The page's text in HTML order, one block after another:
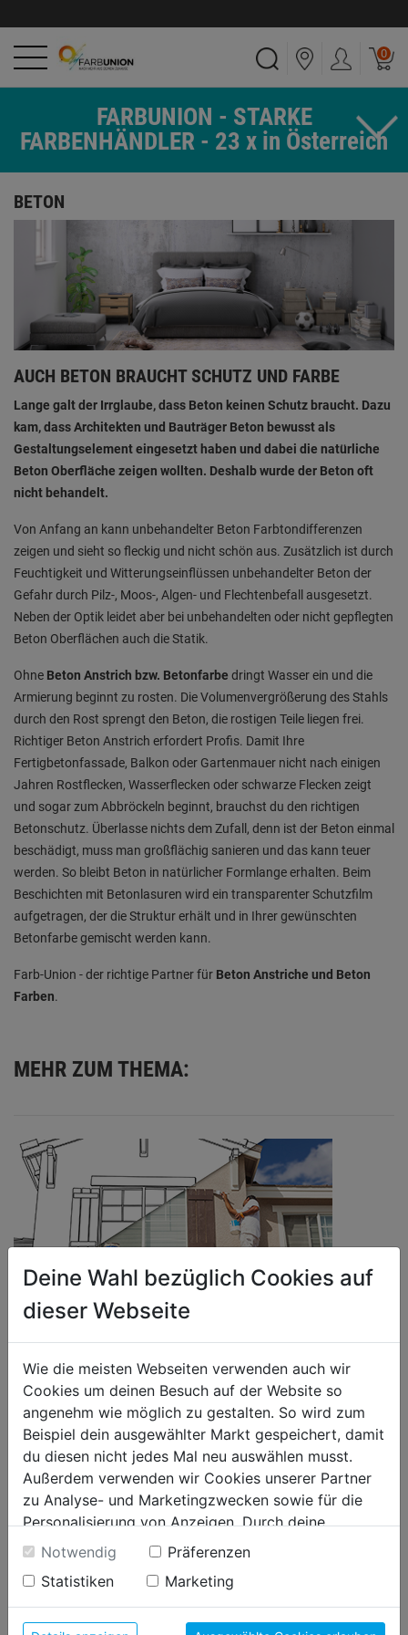
0
FARBUNION - STARKE
FARBENHÄNDLER - 23 x in Österreich
BETON
AUCH BETON BRAUCHT SCHUTZ UND FARBE
Lange galt der Irrglaube, dass Beton keinen Schutz braucht. Dazu
kam, dass Architekten und Bauträger Beton bewusst als
Gestaltungselement eingesetzt haben und dabei die natürliche
Beton Oberfläche zeigen wollten. Deshalb wurde der Beton oft
nicht behandelt.
Von Anfang an kann unbehandelter Beton Farbtondifferenzen
zeigen und sieht so fleckig und nicht schön aus. Zusätzlich ist durch
Feuchtigkeit und Witterungseinflüssen unbehandelter Beton der
Gefahr durch Pilz-, Moos-, Algen- und Flechtenbefall ausgesetzt.
Neben der Optik leidet aber bei unbehandelten oder nicht gepflegten
Beton Oberflächen auch die Statik.
Ohne Beton Anstrich bzw. Betonfarbe dringt Wasser ein und die
Armierung beginnt zu rosten. Die Volumenvergrößerung des Stahls
durch den Rost sprengt den Beton, die rostigen Teile liegen frei.
Richtiger Beton Anstrich erfordert Profis. Damit Ihre
Fertigbetonfassade, Balkon oder Gartenmauer nicht nach einigen
Jahren Rostflecken, Wasserflecken oder schwarze Flecken zeigt
und sogar zum Abbröckeln beginnt, brauchst du den richtigen
Betonschutz. Überlasse nichts dem Zufall, denn ist der Beton einmal
beschädigt, muss man großflächig sanieren und das kann teuer
werden. So bleibt Beton in natürlicher Formlange erhalten. Beim
Beschichten mit Betonlasuren wird ein transparenter Schutzfilm
aufgetragen, der die Struktur erhält und in Ihrer gewünschten
Betonfarbe gemischt werden kann.
Farb-Union - der richtige Partner für Beton Anstriche und Beton
Farben.
MEHR ZUM THEMA:
FASSADE
Mit der richtigen Fassadenfarbe, kann man aus jedem Haus ein
Regen, Sonne, Frost und Tauwetter unmittelbar ausgesetzt. Umso
wichtiger ist eine schützende Fassadenfarbe.
Deine Wahl bezüglich Cookies auf
dieser Webseite
Wie die meisten Webseiten verwenden auch wir
Cookies um deinen Besuch auf der Website so
angenehm wie möglich zu gestalten. So wird zum
Beispiel dein ausgewählter Markt gespeichert, damit
du diesen nicht jedes Mal neu auswählen musst.
Außerdem verwenden wir Cookies unserer Partner
zu Analyse- und Marketingzwecken sowie für die
Personalisierung von Anzeigen. Durch deine
Einwilligung werden die Daten von Drittanbieter,
unter anderem auch in den USA, verarbeitet.
Durch Klick auf "Alle Cookies erlauben" stimmst du
der Verwendung aller Cookies zu. Unter "Details
anzeigen" findest du alle Infos zu den
Notwendig
Präferenzen
Statistiken
Marketing